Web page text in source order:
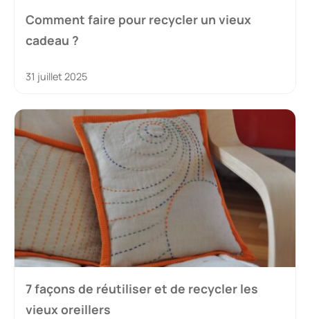
Comment faire pour recycler un vieux
cadeau ?
31 juillet 2025
7 façons de réutiliser et de recycler les
vieux oreillers